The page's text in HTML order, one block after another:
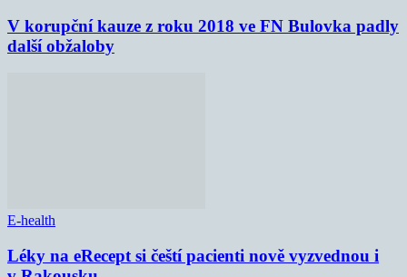
V korupční kauze z roku 2018 ve FN Bulovka padly
další obžaloby
E-health
Léky na eRecept si čeští pacienti nově vyzvednou i